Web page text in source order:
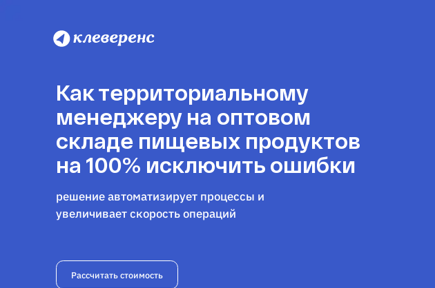
Как территориальному
менеджеру на оптовом
складе пищевых продуктов
на 100% исключить ошибки
решение автоматизирует процессы и
увеличивает скорость операций
Рассчитать стоимость